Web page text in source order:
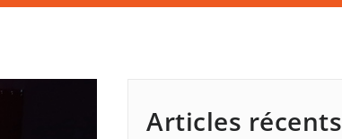
Articles récents